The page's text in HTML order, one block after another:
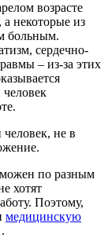
возрасте
а некоторые из
больным.
сердечно-
– из-за этих
не в
по разным
хотят
Поэтому,
медицинскую